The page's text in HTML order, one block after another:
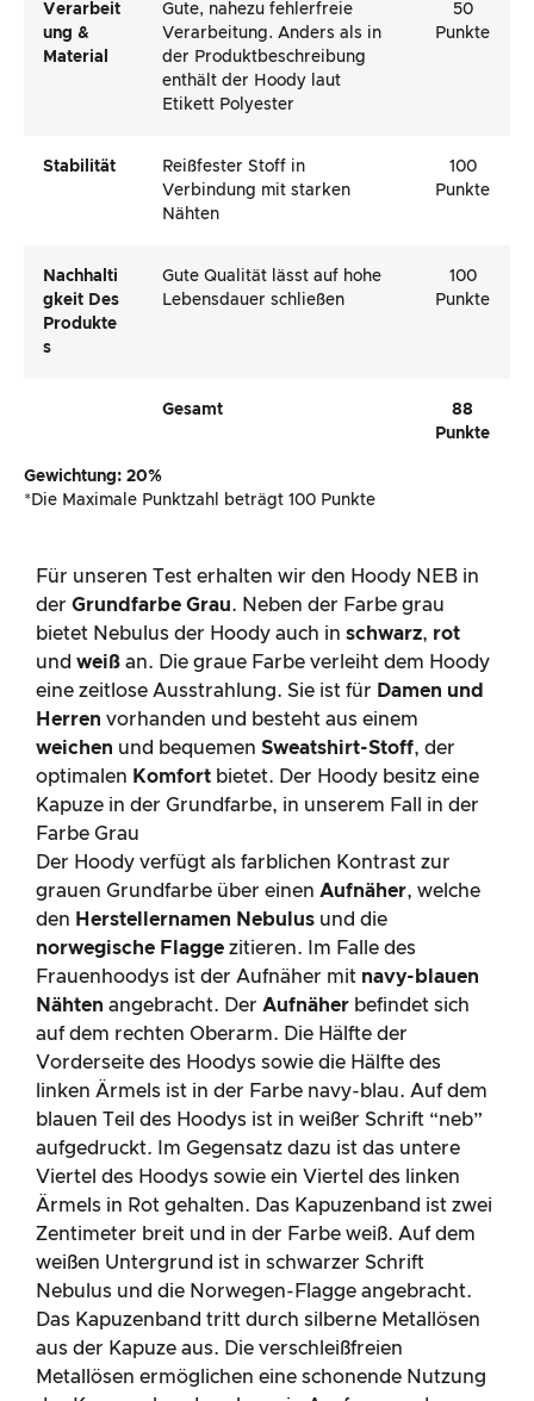
Verarbeit
Ung &
Material
Gute, nahezu fehlerfreie
Verarbeitung. Anders als in
der Produktbeschreibung
enthält der Hoody laut
Etikett Polyester
50
Punkte
Stabilität
Reißfester Stoff in
Verbindung mit starken
Nähten
100
Punkte
Nachhalti
Gkeit Des
Produkte
S
Gute Qualität lässt auf hohe
Lebensdauer schließen
100
Punkte
Gesamt
88
Punkte
Gewichtung: 20%
*Die Maximale Punktzahl beträgt 100 Punkte
Für unseren Test erhalten wir den Hoody NEB in
der Grundfarbe Grau. Neben der Farbe grau
bietet Nebulus der Hoody auch in schwarz, rot
und weiß an. Die graue Farbe verleiht dem Hoody
eine zeitlose Ausstrahlung. Sie ist für Damen und
Herren vorhanden und besteht aus einem
weichen und bequemen Sweatshirt-Stoff, der
optimalen Komfort bietet. Der Hoody besitz eine
Kapuze in der Grundfarbe, in unserem Fall in der
Farbe Grau
Der Hoody verfügt als farblichen Kontrast zur
grauen Grundfarbe über einen Aufnäher, welche
den Herstellernamen Nebulus und die
norwegische Flagge zitieren. Im Falle des
Frauenhoodys ist der Aufnäher mit navy-blauen
Nähten angebracht. Der Aufnäher befindet sich
auf dem rechten Oberarm. Die Hälfte der
Vorderseite des Hoodys sowie die Hälfte des
linken Ärmels ist in der Farbe navy-blau. Auf dem
blauen Teil des Hoodys ist in weißer Schrift “neb”
aufgedruckt. Im Gegensatz dazu ist das untere
Viertel des Hoodys sowie ein Viertel des linken
Ärmels in Rot gehalten. Das Kapuzenband ist zwei
Zentimeter breit und in der Farbe weiß. Auf dem
weißen Untergrund ist in schwarzer Schrift
Nebulus und die Norwegen-Flagge angebracht.
Das Kapuzenband tritt durch silberne Metallösen
aus der Kapuze aus. Die verschleißfreien
Metallösen ermöglichen eine schonende Nutzung